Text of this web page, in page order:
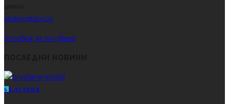
имейл.
kibikbg@abv.bg
Условия за ползване
Б ЪЛГАРИЯ